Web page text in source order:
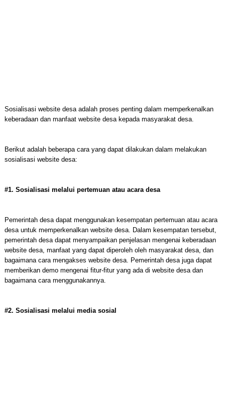
Sosialisasi website desa adalah proses penting dalam memperkenalkan
keberadaan dan manfaat website desa kepada masyarakat desa.
Berikut adalah beberapa cara yang dapat dilakukan dalam melakukan
sosialisasi website desa:
#1. Sosialisasi melalui pertemuan atau acara desa
Pemerintah desa dapat menggunakan kesempatan pertemuan atau acara
desa untuk memperkenalkan website desa. Dalam kesempatan tersebut,
pemerintah desa dapat menyampaikan penjelasan mengenai keberadaan
website desa, manfaat yang dapat diperoleh oleh masyarakat desa, dan
bagaimana cara mengakses website desa. Pemerintah desa juga dapat
memberikan demo mengenai fitur-fitur yang ada di website desa dan
bagaimana cara menggunakannya.
#2. Sosialisasi melalui media sosial